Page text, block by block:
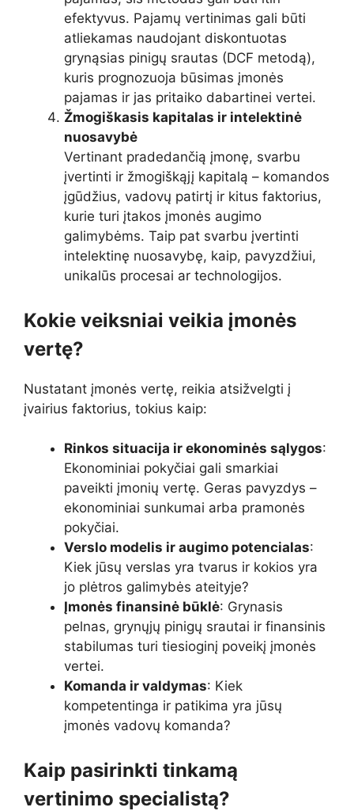
efektyvus. Pajamų vertinimas gali būti
atliekamas naudojant diskontuotas
grynąsias pinigų srautas (DCF metodą),
kuris prognozuoja būsimas įmonės
pajamas ir jas pritaiko dabartinei vertei.
Žmogiškasis kapitalas ir intelektinė
nuosavybė
Vertinant pradedančią įmonę, svarbu
įvertinti ir žmogiškąjį kapitalą – komandos
įgūdžius, vadovų patirtį ir kitus faktorius,
kurie turi įtakos įmonės augimo
galimybėms. Taip pat svarbu įvertinti
intelektinę nuosavybę, kaip, pavyzdžiui,
unikalūs procesai ar technologijos.
Kokie veiksniai veikia įmonės
vertę?
Nustatant įmonės vertę, reikia atsižvelgti į
įvairius faktorius, tokius kaip:
Rinkos situacija ir ekonominės sąlygos:
Ekonominiai pokyčiai gali smarkiai
paveikti įmonių vertę. Geras pavyzdys –
ekonominiai sunkumai arba pramonės
pokyčiai.
Verslo modelis ir augimo potencialas:
Kiek jūsų verslas yra tvarus ir kokios yra
jo plėtros galimybės ateityje?
Įmonės finansinė būklė: Grynasis
pelnas, grynųjų pinigų srautai ir finansinis
stabilumas turi tiesioginį poveikį įmonės
vertei.
Komanda ir valdymas: Kiek
kompetentinga ir patikima yra jūsų
įmonės vadovų komanda?
Kaip pasirinkti tinkamą
vertinimo specialistą?